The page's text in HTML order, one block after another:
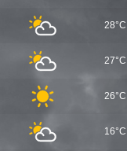
28°C
27°C
26°C
16°C